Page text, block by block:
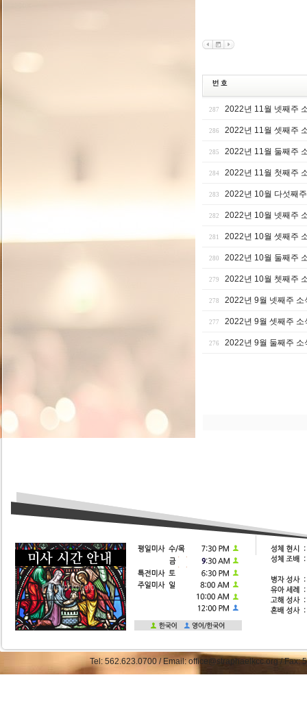
287 2022년 11월 넷째주
286 2022년 11월 셋째주
285 2022년 11월 둘째주
284 2022년 11월 첫째주
283 2022년 10월 다섯째
282 2022년 10월 넷째주
281 2022년 10월 셋째주
280 2022년 10월 둘째주
279 2022년 10월 쳇째주
278 2022년 9월 넷째주 소
277 2022년 9월 셋째주 소
276 2022년 9월 둘째주 소
Tel: 562.623.0700 / Email: office@straphaelkcc.org /